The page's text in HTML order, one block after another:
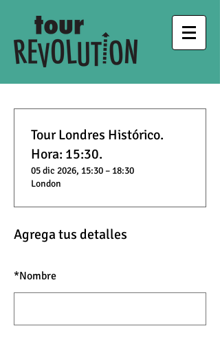
Agrega tus detalles
*Nombre
Tour Londres Histórico.
Hora: 15:30.
05 dic 2026, 15:30 – 18:30
London